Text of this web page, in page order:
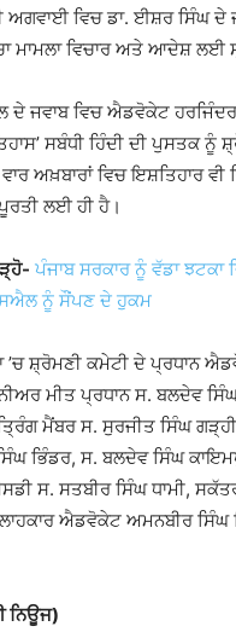
ਅਗਵਾਈ ਵਿਚ ਡਾ. ਈਸ਼ਰ ਸਿੰਘ
ਮਾਮਲਾ ਵਿਚਾਰ ਅਤੇ ਆਦੇਸ਼ ਲਈ
ਦੇ ਜਵਾਬ ਵਿਚ ਐਡਵੋਕੇਟ ਹਰਜਿੰਦਰ
ਸਬੰਧੀ ਹਿੰਦੀ ਦੀ ਪੁਸਤਕ
ਅਖ਼ਬਾਰਾਂ ਵਿਚ ਇਸ਼ਤਿਹਾਰ
ਲਈ ਹੀ ਹੈ।
ਪੰਜਾਬ ਸਰਕਾਰ ਨੂੰ ਵੱਡਾ
ਨੂੰ ਸੌਂਪਣ ਦੇ ਹੁਕਮ
ਸ਼੍ਰੋਮਣੀ ਕਮੇਟੀ ਦੇ ਪ੍ਰਧਾਨ
ਮੀਤ ਪ੍ਰਧਾਨ ਸ. ਬਲਦੇਵ
ਮੈਂਬਰ ਸ. ਸੁਰਜੀਤ ਸਿੰਘ
ਭਿੰਡਰ, ਸ. ਬਲਦੇਵ ਸਿੰਘ
ਸ. ਸਤਬੀਰ ਸਿੰਘ ਧਾਮੀ,
ਐਡਵੋਕੇਟ ਅਮਨਬੀਰ
ਨਿਊਜ)